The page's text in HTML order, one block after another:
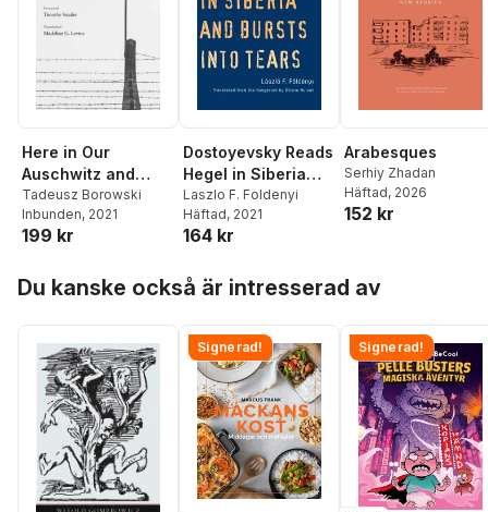
Here in Our
Auschwitz and
Other Stories
Tadeusz Borowski
Inbunden, 2021
199 kr
Dostoyevsky Reads
Hegel in Siberia
and Bursts into
Tears
Laszlo F. Foldenyi
Häftad, 2021
164 kr
Arabesques
Serhiy Zhadan
Häftad, 2026
152 kr
Du kanske också är intresserad av
Signerad! Signerad!